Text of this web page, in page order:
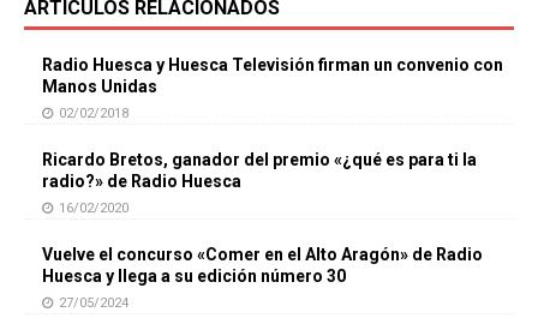
ARTÍCULOS RELACIONADOS
Radio Huesca y Huesca Televisión firman un convenio con
Manos Unidas
02/02/2018
Ricardo Bretos, ganador del premio «¿qué es para ti la
radio?» de Radio Huesca
16/02/2020
Vuelve el concurso «Comer en el Alto Aragón» de Radio
Huesca y llega a su edición número 30
27/05/2024